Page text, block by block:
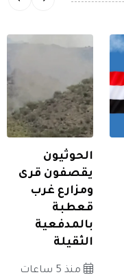
الحوثيون
يقصفون قرى
ومزارع غرب
قعطبة
بالمدفعية
الثقيلة
منذ 5 ساعات